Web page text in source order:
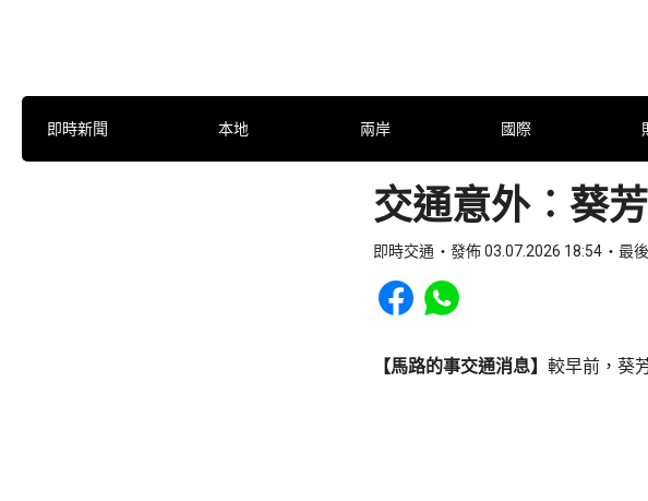
即時新聞 本地 兩岸 國際
交通意外︰葵
即時交通 發佈 03.07.2026 18:54 最
Share to Facebook
Share to WhatsApp
【馬路的事交通消息】 較早前，葵